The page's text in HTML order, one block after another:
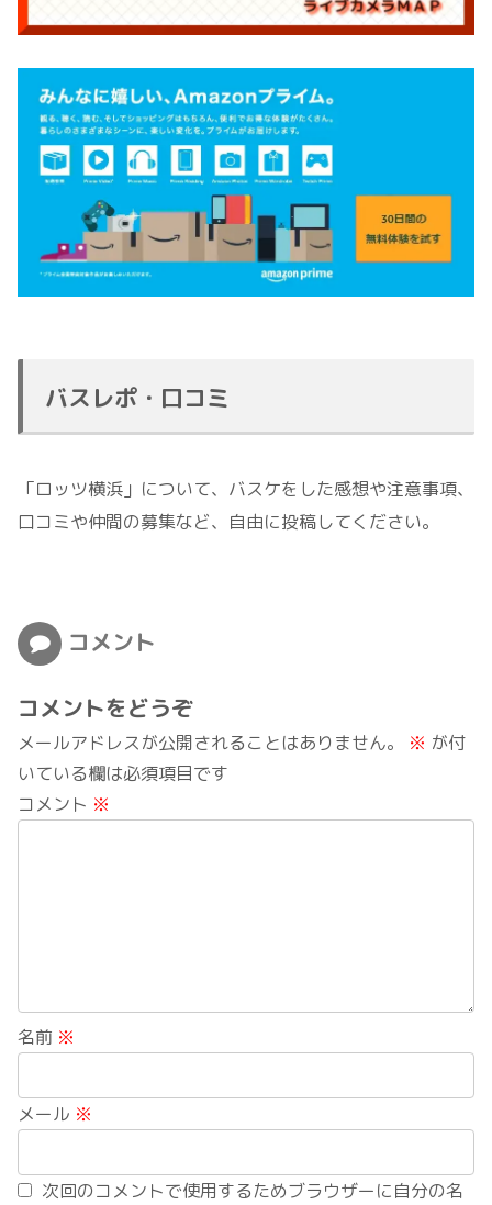
バスレポ・口コミ
「ロッツ横浜」について、バスケをした感想や注意事項、
口コミや仲間の募集など、自由に投稿してください。
コメント
コメントをどうぞ
メールアドレスが公開されることはありません。 ※ が付
いている欄は必須項目です
コメント ※
名前 ※
メール ※
次回のコメントで使用するためブラウザーに自分の名